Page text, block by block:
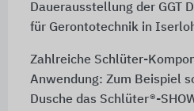
Dauerausstellung der GGT
für Gerontotechnik in
Zahlreiche Schlüter-
Anwendung: Zum Beispiel
Dusche das Schlüter®-